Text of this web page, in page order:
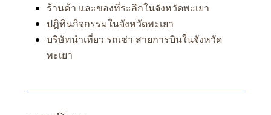
ร้านค้า และของที่ระลึกในจังหวัดพะเยา
ปฎิทินกิจกรรมในจังหวัดพะเยา
บริษัทนำเที่ยว รถเช่า สายการบินในจังหวัด
พะเยา